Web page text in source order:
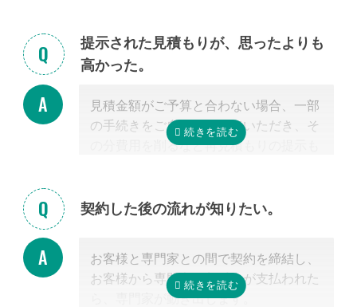
クしてほしい」といったご相談は、専門
家の能力を使った実務に当たるため、無
料面談の対象外です。詳しくは専門スタ
に相談可能な弁護士が掲載されています
ので、お客様から弁護士事務所に直接ご
提示された見積もりが、思ったよりも
高かった。
見積金額がご予算と合わない場合、一部
の手続きをご自身で行っていただき、そ
の分費用を削るなど再見積もりの提示も
らい場合、弊社専門スタッフがお客様に
契約した後の流れが知りたい。
お客様と専門家との間で契約を締結し、
お客様から専門家に着手金が支払われた
ら、専門家が動き出します。